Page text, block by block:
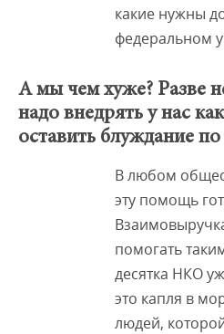
какие нужны
федеральном
А мы чем хуже? Разве
надо внедрять у нас
оставить блуждание
В любом
эту помощь
помогать
десятка НКО
это капля в
людей,